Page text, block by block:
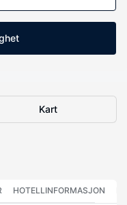
Kart
HOTELLINFORMASJON